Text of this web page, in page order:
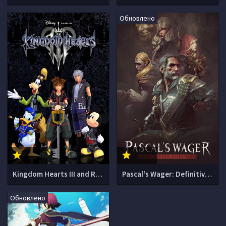
Kingdom Hearts III and Re Mind
Обновлено
Pascal's Wager: Definitive Edition
Обновлено